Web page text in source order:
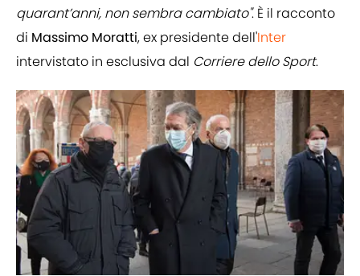
quarant’anni, non sembra cambiato". È il racconto
di Massimo Moratti, ex presidente dell'Inter
intervistato in esclusiva dal Corriere dello Sport.